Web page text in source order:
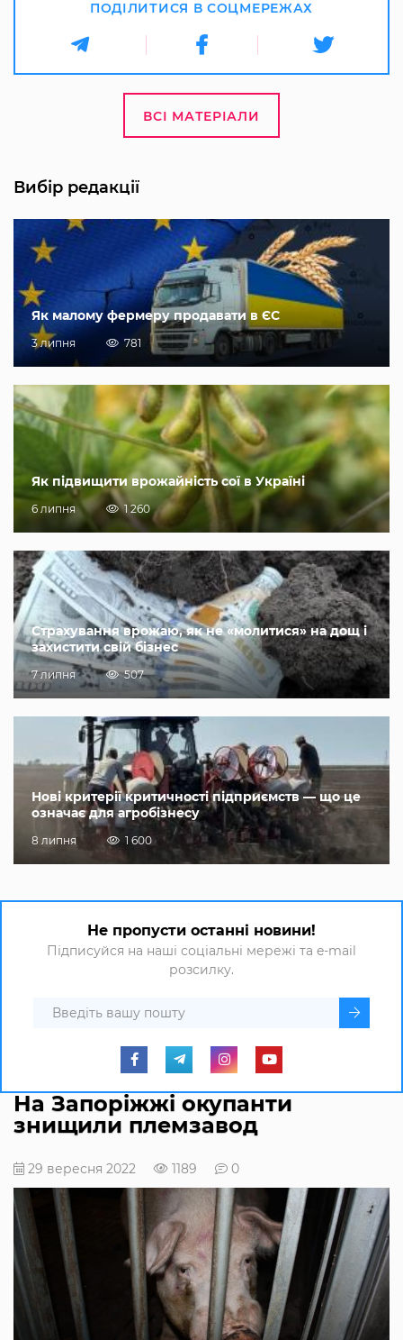
ПОДІЛИТИСЯ В СОЦМЕРЕЖАХ
ВСІ МАТЕРІАЛИ
Вибір редакції
Як малому фермеру продавати в ЄС
3 липня 781
Як підвищити врожайність сої в Україні
6 липня 1 260
Страхування врожаю, як не «молитися» на дощ і
захистити свій бізнес
7 липня 507
Нові критерії критичності підприємств — що це
означає для агробізнесу
8 липня 1 600
Не пропусти останні новини!
Підписуйся на наші соціальні мережі та e-mail
розсилку.
На Запоріжжі окупанти
знищили племзавод
29 вересня 2022 1189 0